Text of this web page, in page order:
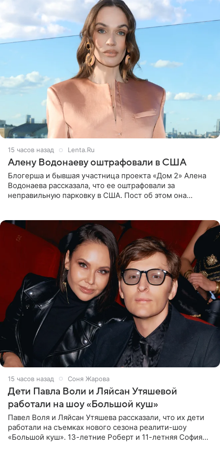
15 часов назад Lenta.Ru
Алену Водонаеву оштрафовали в США
Блогерша и бывшая участница проекта «Дом 2» Алена
Водонаева рассказала, что ее оштрафовали за
неправильную парковку в США. Пост об этом она
15 часов назад Соня Жарова
Дети Павла Воли и Ляйсан Утяшевой
работали на шоу «Большой куш»
Павел Воля и Ляйсан Утяшева рассказали, что их дети
работали на съемках нового сезона реалити-шоу
«Большой куш». 13-летние Роберт и 11-летняя София